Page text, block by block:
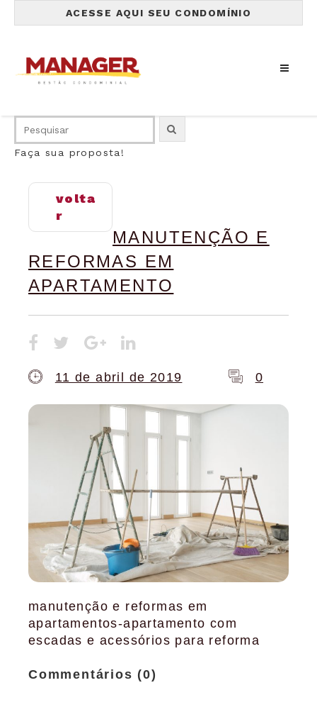
ACESSE AQUI SEU CONDOMÍNIO
Faça sua proposta!
volta
r
MANUTENÇÃO E
REFORMAS EM
APARTAMENTO
11 de abril de 2019 0
manutenção e reformas em
apartamentos-apartamento com
escadas e acessórios para reforma
Commentários (0)